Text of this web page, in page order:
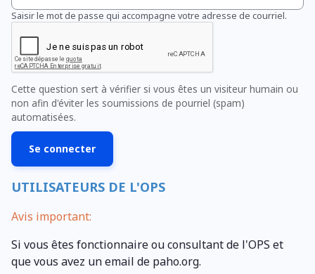
Saisir le mot de passe qui accompagne votre adresse de courriel.
Cette question sert à vérifier si vous êtes un visiteur humain ou
non afin d'éviter les soumissions de pourriel (spam)
automatisées.
UTILISATEURS DE L'OPS
Avis important:
Si vous êtes fonctionnaire ou consultant de l'OPS et
que vous avez un email de paho.org.